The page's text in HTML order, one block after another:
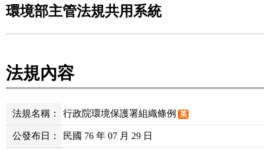
環境部主管法規共用系統
法規內容
法規名稱： 行政院環境保護署組織條例 英
公發布日： 民國 76 年 07 月 29 日